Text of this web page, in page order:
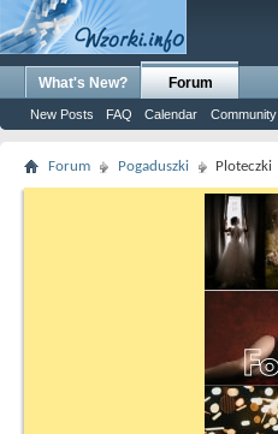
What's New? Forum
New Posts FAQ Calendar Community
Forum Pogaduszki Ploteczki